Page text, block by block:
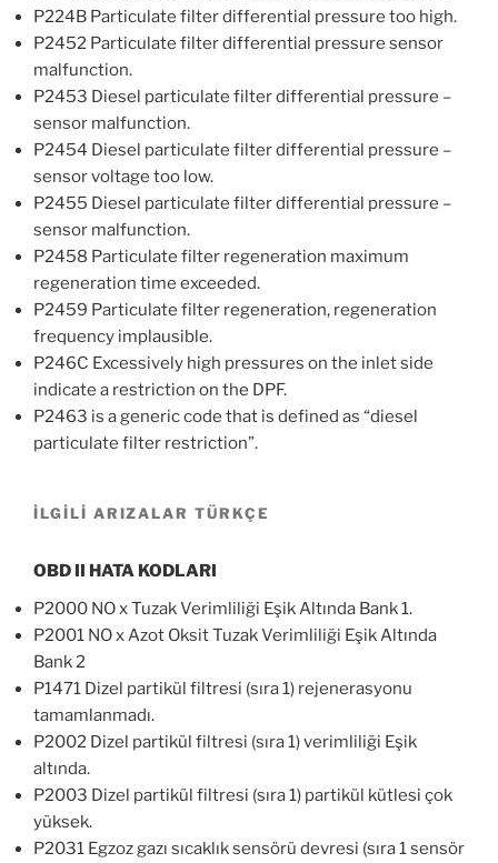
P224B Particulate filter differential pressure too high.
P2452 Particulate filter differential pressure sensor
malfunction.
P2453 Diesel particulate filter differential pressure –
sensor malfunction.
P2454 Diesel particulate filter differential pressure –
sensor voltage too low.
P2455 Diesel particulate filter differential pressure –
sensor malfunction.
P2458 Particulate filter regeneration maximum
regeneration time exceeded.
P2459 Particulate filter regeneration, regeneration
frequency implausible.
P246C Excessively high pressures on the inlet side
indicate a restriction on the DPF.
P2463 is a generic code that is defined as “diesel
particulate filter restriction”.
İLGİLİ ARIZALAR TÜRKÇE
OBD II HATA KODLARI
P2000 NO x Tuzak Verimliliği Eşik Altında Bank 1.
P2001 NO x Azot Oksit Tuzak Verimliliği Eşik Altında
Bank 2
P1471 Dizel partikül filtresi (sıra 1) rejenerasyonu
tamamlanmadı.
P2002 Dizel partikül filtresi (sıra 1) verimliliği Eşik
altında.
P2003 Dizel partikül filtresi (sıra 1) partikül kütlesi çok
yüksek.
P2031 Egzoz gazı sıcaklık sensörü devresi (sıra 1 sensör